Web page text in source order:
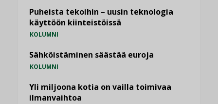
Puheista tekoihin – uusin teknologia
käyttöön kiinteistöissä
KOLUMNI
Sähköistäminen säästää euroja
KOLUMNI
Yli miljoona kotia on vailla toimivaa
ilmanvaihtoa